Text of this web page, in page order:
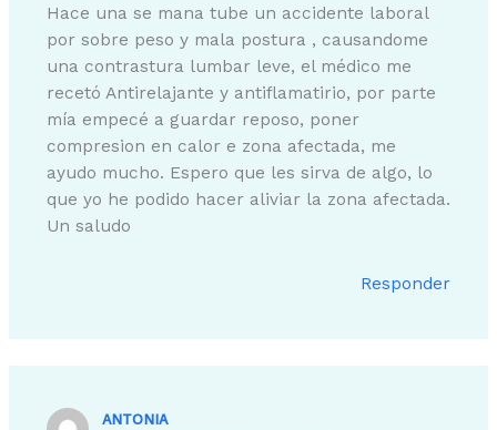
Hace una se mana tube un accidente laboral
por sobre peso y mala postura , causandome
una contrastura lumbar leve, el médico me
recetó Antirelajante y antiflamatirio, por parte
mía empecé a guardar reposo, poner
compresion en calor e zona afectada, me
ayudo mucho. Espero que les sirva de algo, lo
que yo he podido hacer aliviar la zona afectada.
Un saludo
Responder
ANTONIA